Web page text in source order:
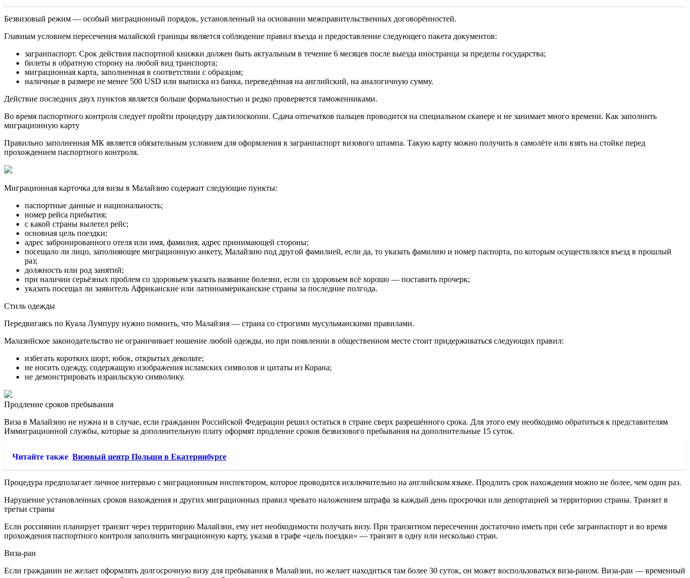
Безвизовый режим — особый миграционный порядок, установленный на основании межправительственных договорённостей.
Главным условием пересечения малайской границы является соблюдение правил въезда и предоставление следующего пакета документов:
загранпаспорт. Срок действия паспортной книжки должен быть актуальным в течение 6 месяцев после выезда иностранца за пределы государства;
билеты в обратную сторону на любой вид транспорта;
миграционная карта, заполненная в соответствии с образцом;
наличные в размере не менее 500 USD или выписка из банка, переведённая на английский, на аналогичную сумму.
Действие последних двух пунктов является больше формальностью и редко проверяется таможенниками.
Во время паспортного контроля следует пройти процедуру дактилоскопии. Сдача отпечатков пальцев проводится на специальном сканере и не занимает много времени. Как заполнить
миграционную карту
Правильно заполненная МК является обязательным условием для оформления в загранпаспорт визового штампа. Такую карту можно получить в самолёте или взять на стойке перед
прохождением паспортного контроля.
Миграционная карточка для визы в Малайзию содержит следующие пункты:
паспортные данные и национальность;
номер рейса прибытия;
с какой страны вылетел рейс;
основная цель поездки;
адрес забронированного отеля или имя, фамилия, адрес принимающей стороны;
посещало ли лицо, заполняющее миграционную анкету, Малайзию под другой фамилией, если да, то указать фамилию и номер паспорта, по которым осуществлялся въезд в прошлый
раз;
должность или род занятий;
при наличии серьёзных проблем со здоровьем указать название болезни, если со здоровьем всё хорошо — поставить прочерк;
указать посещал ли заявитель Африканские или латиноамериканские страны за последние полгода.
Стиль одежды
Передвигаясь по Куала Лумпуру нужно помнить, что Малайзия — страна со строгими мусульманскими правилами.
Малазийское законодательство не ограничивает ношение любой одежды, но при появлении в общественном месте стоит придерживаться следующих правил:
избегать коротких шорт, юбок, открытых декольте;
не носить одежду, содержащую изображения исламских символов и цитаты из Корана;
не демонстрировать израильскую символику.
Продление сроков пребывания
Виза в Малайзию не нужна и в случае, если гражданин Российской Федерации решил остаться в стране сверх разрешённого срока. Для этого ему необходимо обратиться к представителям
Иммиграционной службы, которые за дополнительную плату оформят продление сроков безвизового пребывания на дополнительные 15 суток.
Читайте также Визовый центр Польши в Екатеринбурге
Процедура предполагает личное интервью с миграционным инспектором, которое проводится исключительно на английском языке. Продлить срок нахождения можно не более, чем один раз.
Нарушение установленных сроков нахождения и других миграционных правил чревато наложением штрафа за каждый день просрочки или депортацией за территорию страны. Транзит в
третьи страны
Если россиянин планирует транзит через территорию Малайзии, ему нет необходимости получать визу. При транзитном пересечении достаточно иметь при себе загранпаспорт и во время
прохождения паспортного контроля заполнить миграционную карту, указав в графе «цель поездки» — транзит в одну или несколько стран.
Виза-ран
Если гражданин не желает оформлять долгосрочную визу для пребывания в Малайзии, но желает находиться там более 30 суток, он может воспользоваться виза-раном. Виза-ран — временный